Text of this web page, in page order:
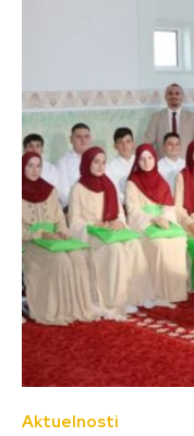
Aktuelnosti